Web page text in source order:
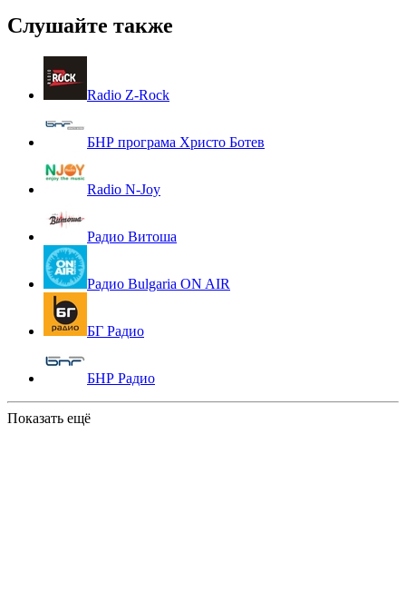
Слушайте также
Radio Z-Rock
БНР програма Христо Ботев
Radio N-Joy
Радио Витоша
Радио Bulgaria ON AIR
БГ Радио
БНР Радио
Показать ещё